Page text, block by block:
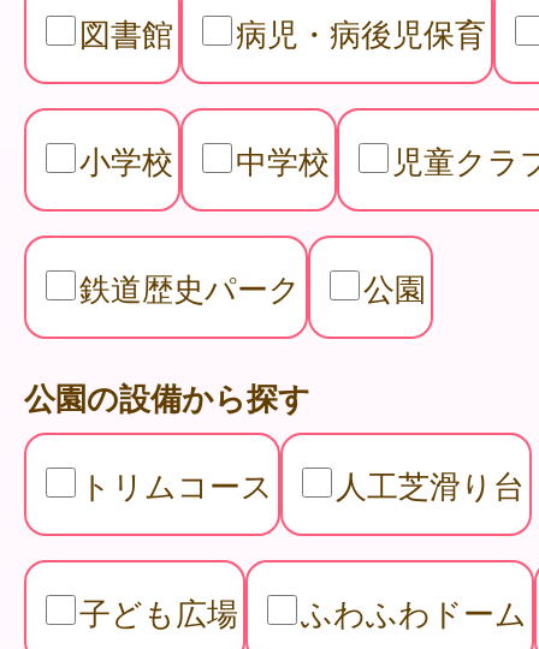
図書館 病児・病後児保育
小学校 中学校 児童クラ
鉄道歴史パーク 公園
公園の設備から探す
トリムコース 人工芝滑り台
子ども広場 ふわふわドーム